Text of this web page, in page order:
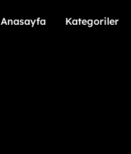
Anasayfa
Kategoriler